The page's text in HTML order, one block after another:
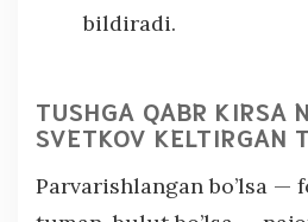
bildiradi.
TUSHGA QABR KIRSA
SVETKOV KELTIRGAN
Parvarishlangan bo’lsa —